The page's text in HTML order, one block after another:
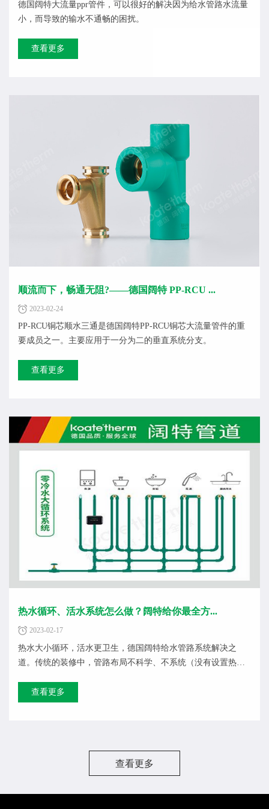
德国阔特大流量ppr管件，可以很好的解决因为给水管路水流量
小，而导致的输水不通畅的困扰。 ​
查看更多
顺流而下，畅通无阻?——德国阔特 PP-RCU ...
2023-02-24
PP-RCU铜芯顺水三通是德国阔特PP-RCU铜芯大流量管件的重
要成员之一。主要应用于一分为二的垂直系统分支。
查看更多
热水循环、活水系统怎么做？阔特给你最全方...
2023-02-17
热水大小循环，活水更卫生，德国阔特给水管路系统解决之
道。传统的装修中，管路布局不科学、不系统（没有设置热水
查看更多
查看更多